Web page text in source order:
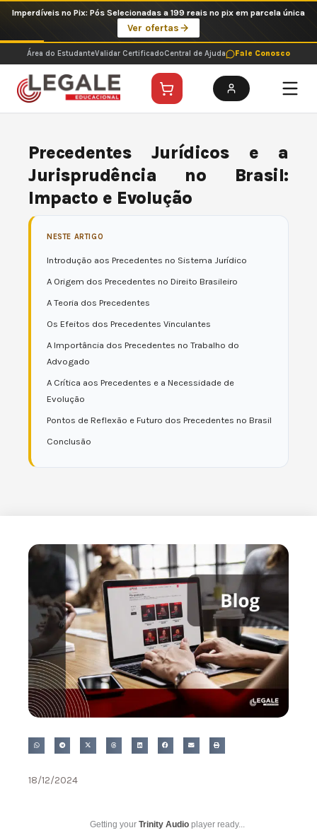
o
conteúdo
Imperdíveis no Pix: Pós Selecionadas a 199 reais no pix em parcela única
Ver ofertas
Área do EstudanteValidar CertificadoCentral de Ajuda Fale Conosco
Precedentes Jurídicos e a
Jurisprudência no Brasil:
Impacto e Evolução
NESTE ARTIGO
Introdução aos Precedentes no Sistema Jurídico
A Origem dos Precedentes no Direito Brasileiro
A Teoria dos Precedentes
Os Efeitos dos Precedentes Vinculantes
A Importância dos Precedentes no Trabalho do
Advogado
A Crítica aos Precedentes e a Necessidade de
Evolução
Pontos de Reflexão e Futuro dos Precedentes no Brasil
Conclusão
18/12/2024
Getting your Trinity Audio player ready...